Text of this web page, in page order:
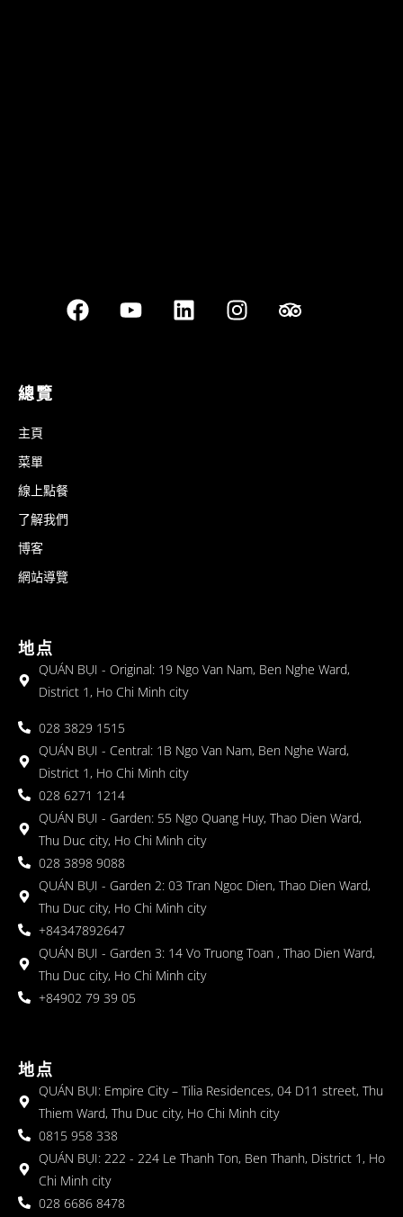
總覽
主頁
菜單
線上點餐
了解我們
博客
網站導覽
地点
QUÁN BỤI - Original: 19 Ngo Van Nam, Ben Nghe Ward,
District 1, Ho Chi Minh city
028 3829 1515
QUÁN BỤI - Central: 1B Ngo Van Nam, Ben Nghe Ward,
District 1, Ho Chi Minh city
028 6271 1214
QUÁN BỤI - Garden: 55 Ngo Quang Huy, Thao Dien Ward,
Thu Duc city, Ho Chi Minh city
028 3898 9088
QUÁN BỤI - Garden 2: 03 Tran Ngoc Dien, Thao Dien Ward,
Thu Duc city, Ho Chi Minh city
+84347892647
QUÁN BỤI - Garden 3: 14 Vo Truong Toan , Thao Dien Ward,
Thu Duc city, Ho Chi Minh city
+84902 79 39 05
地点
QUÁN BỤI: Empire City – Tilia Residences, 04 D11 street, Thu
Thiem Ward, Thu Duc city, Ho Chi Minh city
0815 958 338
QUÁN BỤI: 222 - 224 Le Thanh Ton, Ben Thanh, District 1, Ho
Chi Minh city
028 6686 8478